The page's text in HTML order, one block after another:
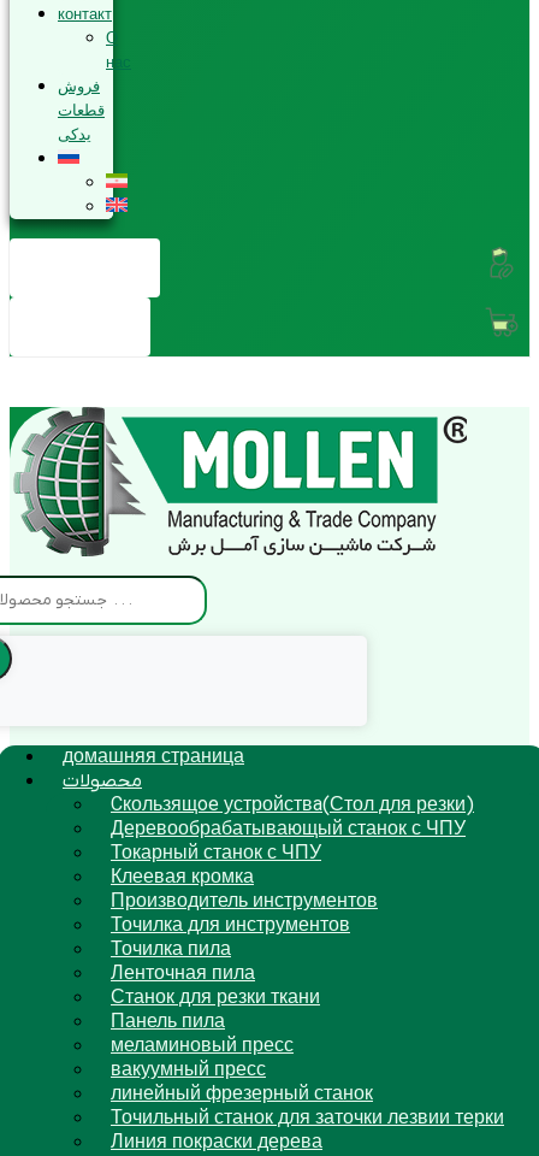
контакт
О
нас
فروش
قطعات
یدکی
домашняя страница
محصولات
Cкользящoe устройствa(Стол для резки)
Деревообрабатывающый станок с ЧПУ
Токарный станок с ЧПУ
Клеевая кромка
Производитель инструментов
Точилка для инструментов
Точилка пила
Ленточная пила
Станок для резки ткани
Панель пила
меламиновый пресс
вакуумный пресс
линейный фрезерный станок
Точильный станок для заточки лезвии терки
Линия покраски дерева